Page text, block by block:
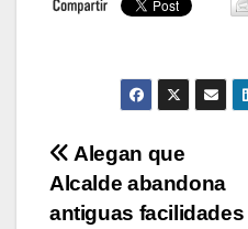
Navegación
de
Alegan que
Alcalde abandona
antiguas facilidades